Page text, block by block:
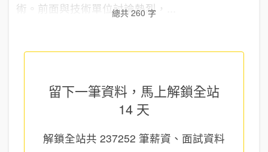
術。前面與技術單位討論熱烈，...
總共 260 字
留下一筆資料，馬上解鎖全站
14 天
解鎖全站共 237252 筆薪資、面試資料